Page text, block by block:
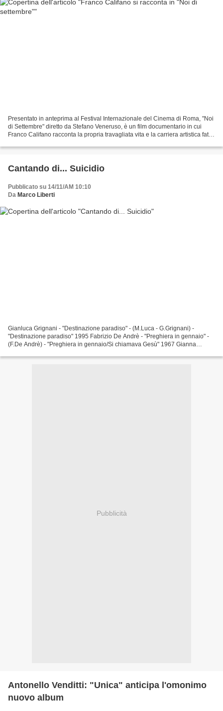
Presentato in anteprima al Festival Internazionale del Cinema di Roma, "Noi
di Settembre" diretto da Stefano Veneruso, è un film documentario in cui
Franco Califano racconta la propria travagliata vita e la carriera artistica fatta
Cantando di... Suicidio
Pubblicato su 14/11/AM 10:10
Da Marco Liberti
Gianluca Grignani - "Destinazione paradiso" - (M.Luca - G.Grignani) -
"Destinazione paradiso" 1995 Fabrizio De Andrè - "Preghiera in gennaio" -
(F.De Andrè) - "Preghiera in gennaio/Si chiamava Gesù" 1967 Gianna
Pubblicità
Antonello Venditti: "Unica" anticipa l'omonimo
nuovo album